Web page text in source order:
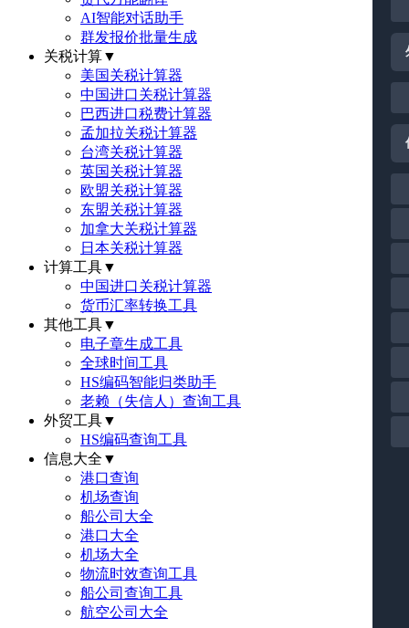
AI智能对话助手
群发报价批量生成
关税计算▼
美国关税计算器
中国进口关税计算器
巴西进口税费计算器
孟加拉关税计算器
台湾关税计算器
英国关税计算器
欧盟关税计算器
东盟关税计算器
加拿大关税计算器
日本关税计算器
计算工具▼
中国进口关税计算器
货币汇率转换工具
其他工具▼
电子章生成工具
全球时间工具
HS编码智能归类助手
老赖（失信人）查询工具
外贸工具▼
HS编码查询工具
信息大全 ▼
港口查询
机场查询
船公司大全
港口大全
机场大全
物流时效查询工具
船公司查询工具
航空公司大全